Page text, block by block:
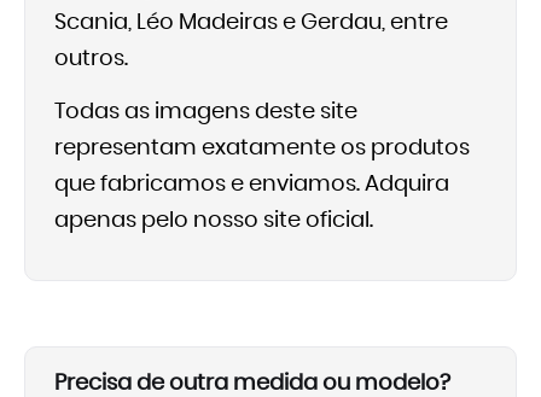
Scania, Léo Madeiras e Gerdau, entre
outros.
Todas as imagens deste site
representam exatamente os produtos
que fabricamos e enviamos. Adquira
apenas pelo nosso site oficial.
Precisa de outra medida ou modelo?